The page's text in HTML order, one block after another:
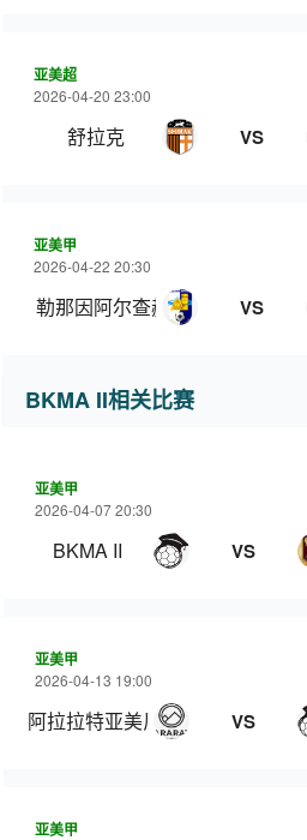
亚美超
2026-04-20 23:00
舒拉克 VS
亚美甲
2026-04-22 20:30
勒那因阿尔查赫 VS
BKMA II相关比赛
亚美甲
2026-04-07 20:30
BKMA II VS
亚美甲
2026-04-13 19:00
阿拉拉特亚美尼亚B队 VS
亚美甲